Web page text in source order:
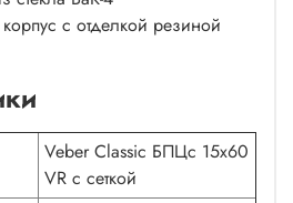
с отделкой резиной
Veber Classic БПЦс 15x60
VR с сеткой